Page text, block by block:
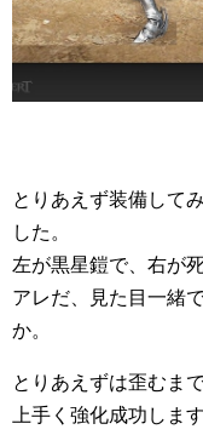
とりあえず装備して
した。
左が黒星鎧で、右が
アレだ、見た目一緒
か。
とりあえずは歪むま
上手く強化成功しま